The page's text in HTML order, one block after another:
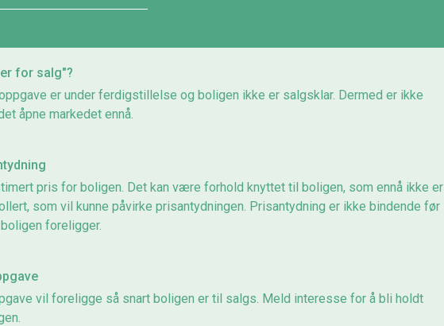
for salg"?
er under ferdigstillelse og boligen ikke er salgsklar. Dermed er ikke
åpne markedet ennå.
pris for boligen. Det kan være forhold knyttet til boligen, som ennå ikke er
som vil kunne påvirke prisantydningen. Prisantydning er ikke bindende før
foreligger.
vil foreligge så snart boligen er til salgs. Meld interesse for å bli holdt